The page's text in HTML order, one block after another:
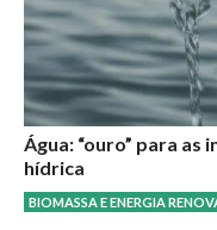
Água: “ouro” para as
hídrica
BIOMASSA E ENERGIA